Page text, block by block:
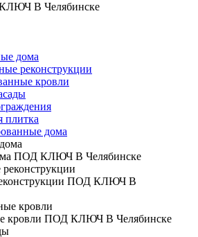
В Челябинске
дома
реконструкции
кровли
плитка
дома
ПОД КЛЮЧ В Челябинске
ПОД КЛЮЧ В
кровли ПОД КЛЮЧ В Челябинске